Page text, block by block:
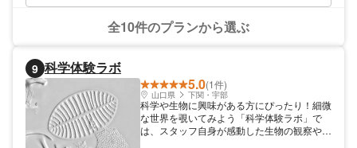
全10件のプランから選ぶ
9 科学体験ラボ
5.0(1件)
山口県 下関・宇部
科学や生物に興味がある方にぴったり！細微
な世界を覗いてみよう「科学体験ラボ」で
は、スタッフ自身が感動した生物の観察や科